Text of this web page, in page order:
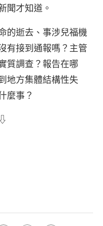
聞才知道。
的逝去、事涉兒福機
有接到通報嗎？主管
質調查？報告在哪
地方集體結構性失
麼事？